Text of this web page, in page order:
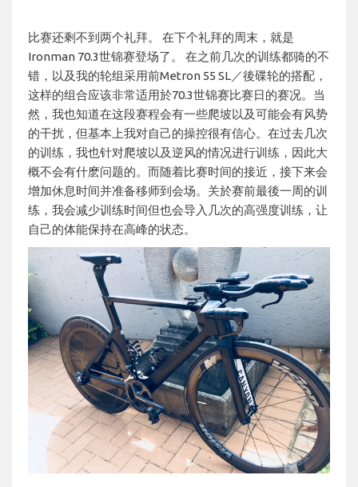
比赛还剩不到两个礼拜。 在下个礼拜的周末，就是
Ironman 70.3世锦赛登场了。 在之前几次的训练都骑的不
错，以及我的轮组采用前Metron 55 SL／後碟轮的搭配，
这样的组合应该非常适用於70.3世锦赛比赛日的赛况。当
然，我也知道在这段赛程会有一些爬坡以及可能会有风势
的干扰，但基本上我对自己的操控很有信心。在过去几次
的训练，我也针对爬坡以及逆风的情况进行训练，因此大
概不会有什麽问题的。而随着比赛时间的接近，接下来会
增加休息时间并准备移师到会场。关於赛前最後一周的训
练，我会减少训练时间但也会导入几次的高强度训练，让
自己的体能保持在高峰的状态。